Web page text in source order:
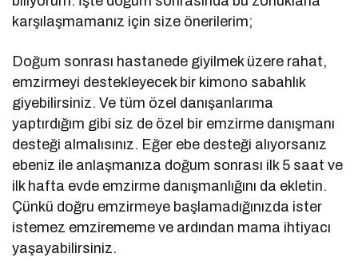
karşılaşmamanız için size önerilerim;
Doğum sonrası hastanede giyilmek üzere rahat,
emzirmeyi destekleyecek bir kimono sabahlık
giyebilirsiniz. Ve tüm özel danışanlarıma
yaptırdığım gibi siz de özel bir emzirme danışmanı
desteği almalısınız. Eğer ebe desteği alıyorsanız
ebeniz ile anlaşmanıza doğum sonrası ilk 5 saat ve
ilk hafta evde emzirme danışmanlığını da ekletin.
Çünkü doğru emzirmeye başlamadığınızda ister
istemez emzirememe ve ardından mama ihtiyacı
yaşayabilirsiniz.